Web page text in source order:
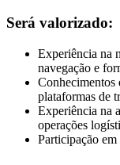
Será valorizado:
Experiência na
navegação e
Conhecimentos
plataformas de
Experiência na
operações
Participação